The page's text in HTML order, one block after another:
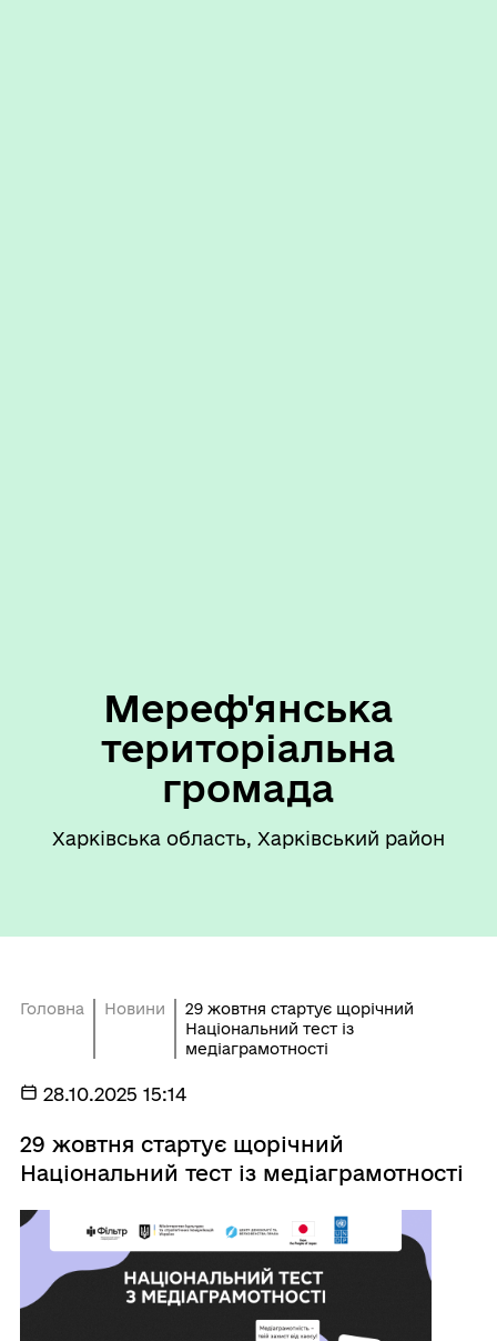
Мереф'янська
територіальна
громада
Харківська область, Харківський район
Головна Новини
29 жовтня стартує щорічний
Національний тест із
медіаграмотності
28.10.2025 15:14
29 жовтня стартує щорічний
Національний тест із медіаграмотності